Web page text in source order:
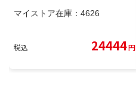
マイストア在庫： 4626
税込 24444円